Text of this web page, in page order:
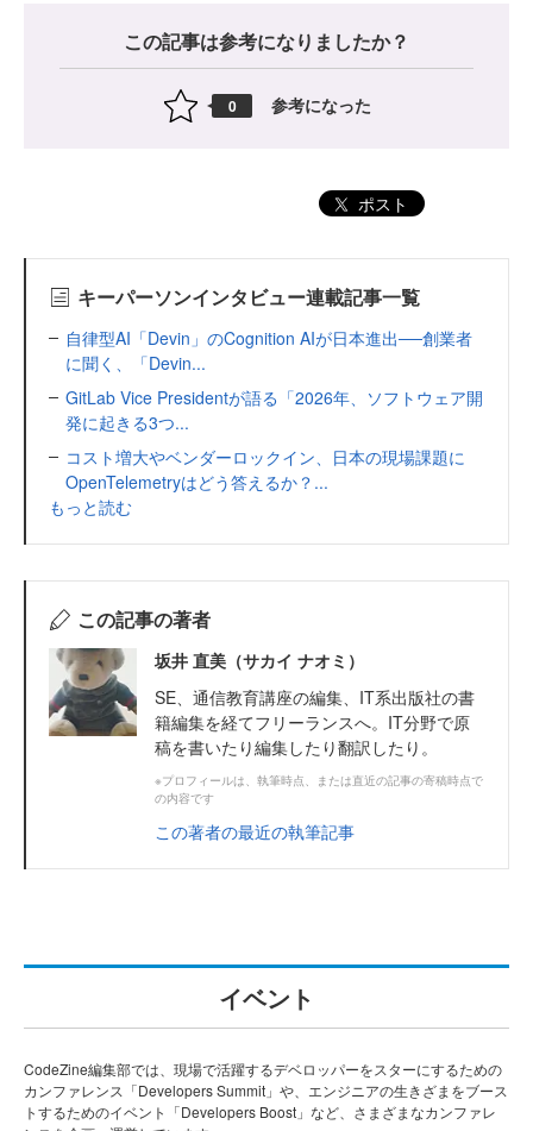
この記事は参考になりましたか？
0 参考になった
ポスト
キーパーソンインタビュー連載記事一覧
自律型AI「Devin」のCognition AIが日本進出──創業者
に聞く、「Devin...
GitLab Vice Presidentが語る「2026年、ソフトウェア開
発に起きる3つ...
コスト増大やベンダーロックイン、日本の現場課題に
OpenTelemetryはどう答えるか？...
もっと読む
この記事の著者
坂井 直美（サカイ ナオミ）
SE、通信教育講座の編集、IT系出版社の書
籍編集を経てフリーランスへ。IT分野で原
稿を書いたり編集したり翻訳したり。
※プロフィールは、執筆時点、または直近の記事の寄稿時点で
の内容です
この著者の最近の執筆記事
イベント
CodeZine編集部では、現場で活躍するデベロッパーをスターにするための
カンファレンス「Developers Summit」や、エンジニアの生きざまをブース
トするためのイベント「Developers Boost」など、さまざまなカンファレ